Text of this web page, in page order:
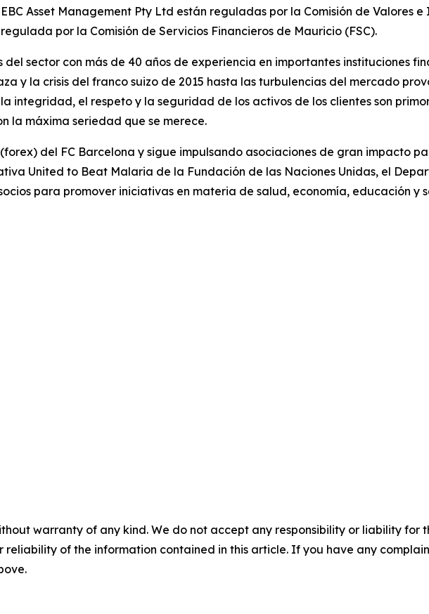
Asset Management Pty Ltd están reguladas por la Comisión de Valores
por la Comisión de Servicios Financieros de Mauricio (FSC).
del sector con más de 40 años de experiencia en importantes instituciones
y la crisis del franco suizo de 2015 hasta las turbulencias del mercado
integridad, el respeto y la seguridad de los activos de los clientes son
la máxima seriedad que se merece.
del FC Barcelona y sigue impulsando asociaciones de gran impacto
United to Beat Malaria de la Fundación de las Naciones Unidas, el
para promover iniciativas en materia de salud, economía, educación y
warranty of any kind. We do not accept any responsibility or liability for
reliability of the information contained in this article. If you have any